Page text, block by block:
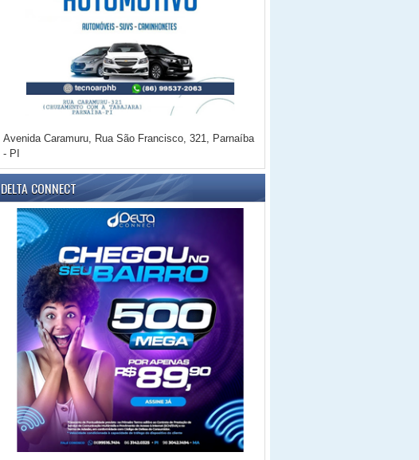
Avenida Caramuru, Rua São Francisco, 321, Parnaíba
- PI
DELTA CONNECT